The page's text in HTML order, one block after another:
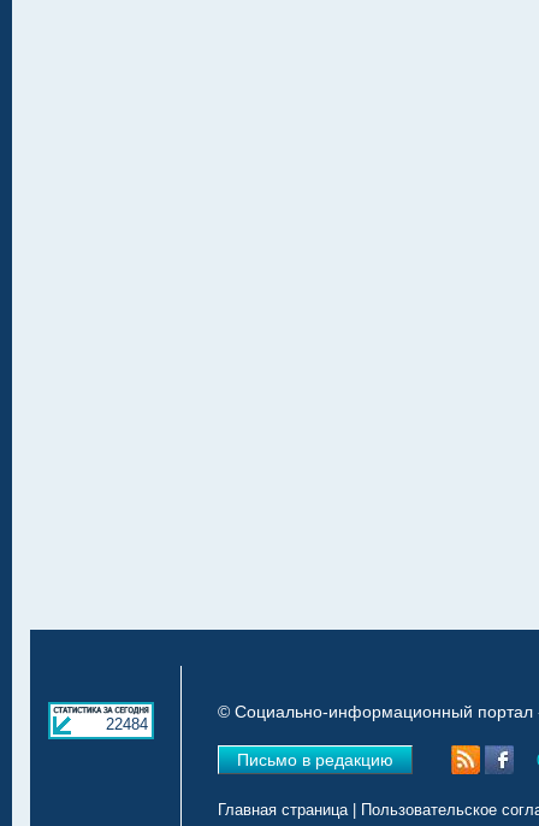
22484
© Социально-информационный портал
Письмо в редакцию
Главная страница| Пользовательское